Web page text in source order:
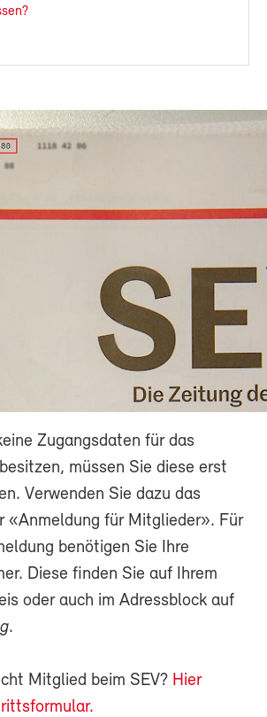
Zugangsdaten für das
müssen Sie diese erst
Verwenden Sie dazu das
«Anmeldung für Mitglieder». Für
benötigen Sie Ihre
Diese finden Sie auf Ihrem
oder auch im Adressblock auf
.
Mitglied beim SEV? Hier